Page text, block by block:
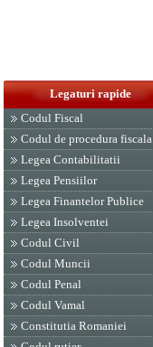
Legaturi rapide
Codul Fiscal
Codul de procedura fiscala
Legea Contabilitatii
Legea Pensiilor
Legea Finantelor Publice
Legea Insolventei
Codul Civil
Codul Muncii
Codul Penal
Codul Vamal
Constitutia Romaniei